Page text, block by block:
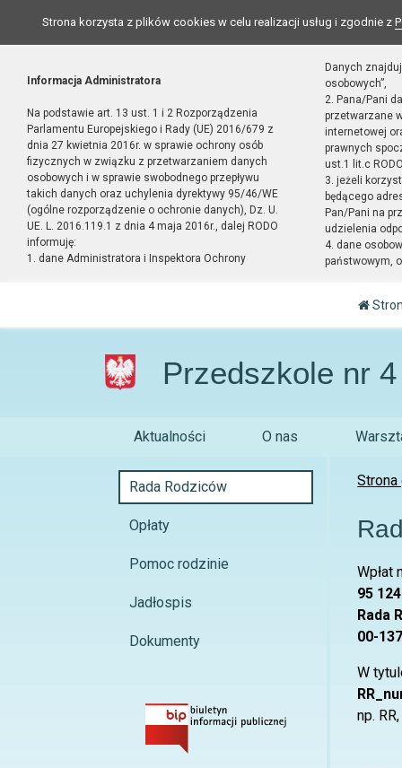
Strona korzysta z plików cookies w celu realizacji usług i zgodnie z
Informacja Administratora
Na podstawie art. 13 ust. 1 i 2 Rozporządzenia
Parlamentu Europejskiego i Rady (UE) 2016/679 z
dnia 27 kwietnia 2016r. w sprawie ochrony osób
fizycznych w związku z przetwarzaniem danych
osobowych i w sprawie swobodnego przepływu
takich danych oraz uchylenia dyrektywy 95/46/WE
(ogólne rozporządzenie o ochronie danych), Dz. U.
UE. L. 2016.119.1 z dnia 4 maja 2016r., dalej RODO
informuję:
1. dane Administratora i Inspektora Ochrony
Danych
osobowych”,
2. Pana/Pani
przetwarzane
internetowej
prawnych
ust.1 lit.c
3. jeżeli
będącego
Pan/Pani na
udzielenia
4. dane
państwowym,
Przedszkole nr
Aktualności O nas
Strona
Wpłat
95
Rada
00-
W
np.
Rada Rodziców
Opłaty
Pomoc rodzinie
Jadłospis
Dokumenty